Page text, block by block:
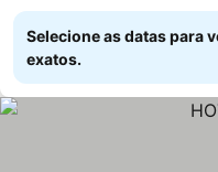
Selecione as datas para
exatos.